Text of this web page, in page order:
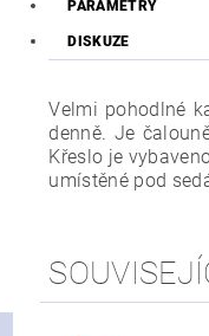
PARAMETRY
DISKUZE
Velmi pohodlné
denně. Je
Křeslo je
umístěné pod